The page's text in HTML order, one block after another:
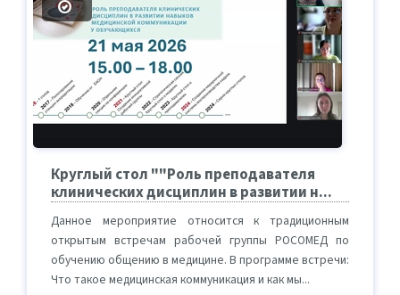
Круглый стол ""Роль преподавателя
клинических дисциплин в развитии н...
Данное мероприятие относится к традиционным
открытым встречам рабочей группы РОСОМЕД по
обучению общению в медицине. В программе встречи:
Что такое медицинская коммуникация и как мы...